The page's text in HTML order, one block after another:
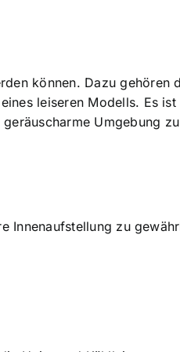
können. Dazu gehören
leiseren Modells. Es
Umgebung
Innenaufstellung zu